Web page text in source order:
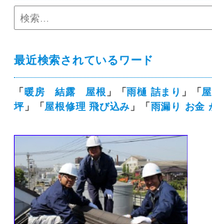
最近検索されているワード
「暖房 結露 屋根 」「雨樋 詰まり 」「
坪」「屋根修理 飛び込み 」「雨漏り お金